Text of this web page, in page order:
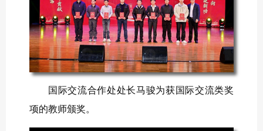
国际交流合作处处长马骏为获国际交流类奖
项的教师颁奖。